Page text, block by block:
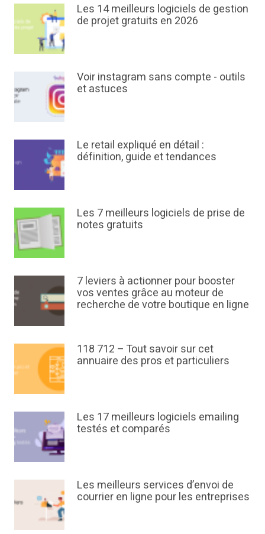
Les 14 meilleurs logiciels de gestion
de projet gratuits en 2026
Voir instagram sans compte - outils
et astuces
Le retail expliqué en détail :
définition, guide et tendances
Les 7 meilleurs logiciels de prise de
notes gratuits
7 leviers à actionner pour booster
vos ventes grâce au moteur de
recherche de votre boutique en ligne
118 712 – Tout savoir sur cet
annuaire des pros et particuliers
Les 17 meilleurs logiciels emailing
testés et comparés
Les meilleurs services d’envoi de
courrier en ligne pour les entreprises